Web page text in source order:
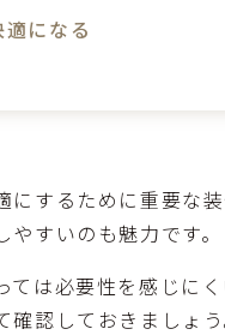
になる
するために重要な
すいのも魅力です。
は必要性を感じに
認しておきましょう